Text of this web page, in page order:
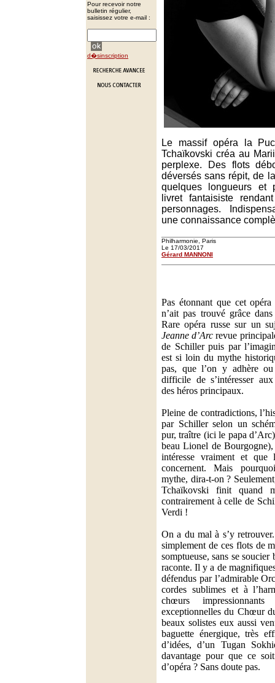
Pour recevoir notre
bulletin régulier,
saisissez votre e-mail :
d�sinscription
Le massif opéra la
Tchaïkovski créa au
perplexe. Des flots
déversés sans répit, de
quelques longueurs et
livret fantaisiste
personnages.
une connaissance
Philharmonie, Paris
Le 17/03/2017
Gérard MANNONI
Pas étonnant que cet
n’ait pas trouvé grâce
Rare opéra russe sur un
Jeanne d’Arc revue
de Schiller puis par
est si loin du mythe
pas, que l’on y adhère
difficile de s’intéresser
des héros principaux.
Pleine de contradictions,
par Schiller selon un
pur, traître (ici le papa
beau Lionel de Bourgogne),
intéresse vraiment et que
concernent. Mais
mythe, dira-t-on ?
Tchaïkovski finit quand
contrairement à celle de
Verdi !
On a du mal à s’y
simplement de ces flots de
somptueuse, sans se soucier
raconte. Il y a de
défendus par l’admirable
cordes sublimes et à
chœurs
exceptionnelles du Chœur
beaux solistes eux aussi
baguette énergique, très
d’idées, d’un Tugan
davantage pour que ce
d’opéra ? Sans doute pas.